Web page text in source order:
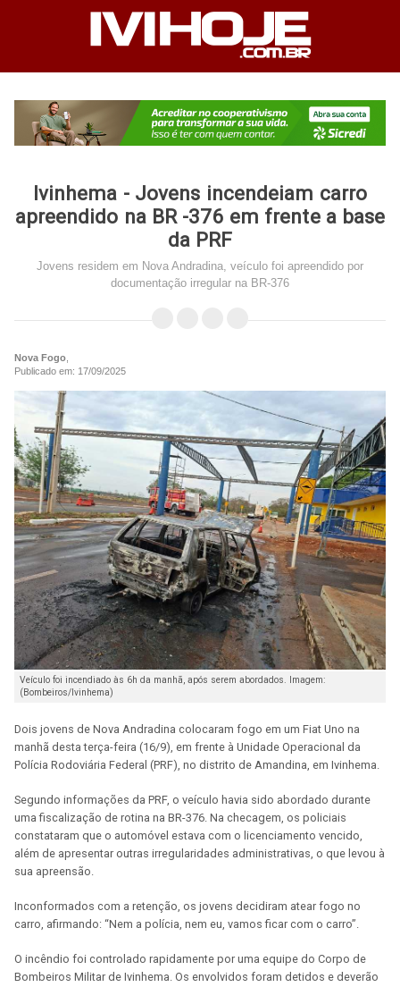
Ivinhema - Jovens incendeiam carro
apreendido na BR -376 em frente a base
da PRF
Jovens residem em Nova Andradina, veículo foi apreendido por
documentação irregular na BR-376
Nova Fogo
Publicado em: 17/09/2025
Veículo foi incendiado às 6h da manhã, após serem abordados. Imagem:
(Bombeiros/Ivinhema)
Dois jovens de Nova Andradina colocaram fogo em um Fiat Uno na
manhã desta terça-feira (16/9), em frente à Unidade Operacional da
Polícia Rodoviária Federal (PRF), no distrito de Amandina, em Ivinhema.
Segundo informações da PRF, o veículo havia sido abordado durante
uma fiscalização de rotina na BR-376. Na checagem, os policiais
constataram que o automóvel estava com o licenciamento vencido,
além de apresentar outras irregularidades administrativas, o que levou à
sua apreensão.
Inconformados com a retenção, os jovens decidiram atear fogo no
carro, afirmando: “Nem a polícia, nem eu, vamos ficar com o carro”.
O incêndio foi controlado rapidamente por uma equipe do Corpo de
Bombeiros Militar de Ivinhema. Os envolvidos foram detidos e deverão